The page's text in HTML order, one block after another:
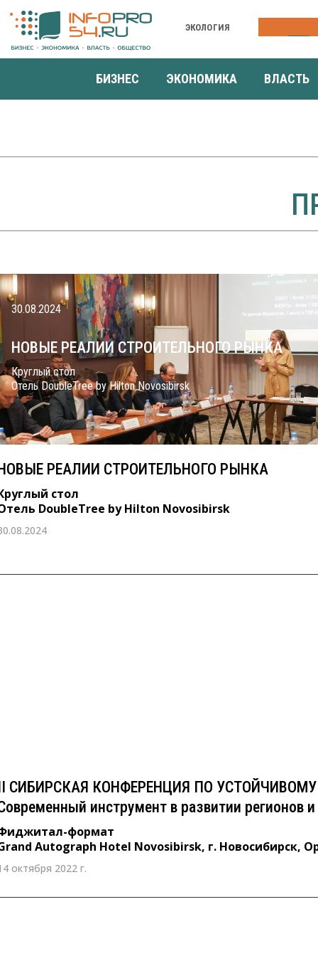
ЭКОЛОГИЯ
БИЗНЕС ЭКОНОМИКА ВЛАСТЬ
30.08.2024
НОВЫЕ РЕАЛИИ СТРОИТЕЛЬНОГО РЫНКА
Круглый стол
Отель DoubleTree by Hilton Novosibirsk
РЕАЛИИ СТРОИТЕЛЬНОГО РЫНКА
стол
DoubleTree by Hilton Novosibirsk
СИБИРСКАЯ КОНФЕРЕНЦИЯ ПО УСТОЙЧИВОМУ
инструмент в развитии регионов
формат
Autograph Hotel Novosibirsk, г. Новосибирск,
октября 2022 г.